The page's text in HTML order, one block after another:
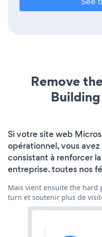
Remove
Si votre site web
opérationnel, vous
consistant à renforcer
entreprise. toutes nos
Mais vient ensuite the hard
turn et soutenir plus de